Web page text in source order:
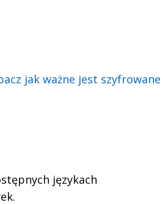
jak ważne jest
językach